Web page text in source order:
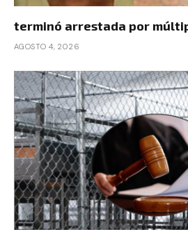
terminó arrestada por
AGOSTO 4, 2026